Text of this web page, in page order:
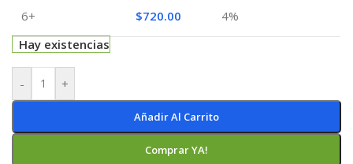
6+ $720.00
4%
Hay existencias
- +
Añadir Al Carrito
Comprar YA!